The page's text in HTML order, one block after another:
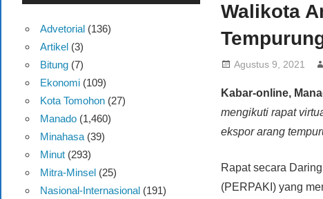
Walikota
Agustus 9, 2021
Kabar-online,
mengikuti rapat
ekspor arang
Rapat secara
(PERPAKI) yang
Advetorial(136)
Artikel(3)
Bitung(7)
Ekonomi(109)
Kota Tomohon(27)
Manado(1,460)
Minahasa(39)
Minut(293)
Mitra-Minsel(25)
Nasional-Internasional(191)